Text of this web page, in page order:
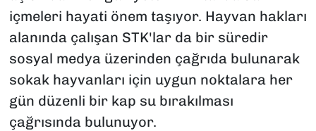
içmeleri hayati önem taşıyor. Hayvan hakları
alanında çalışan STK'lar da bir süredir
sosyal medya üzerinden çağrıda bulunarak
sokak hayvanları için uygun noktalara her
gün düzenli bir kap su bırakılması
çağrısında bulunuyor.